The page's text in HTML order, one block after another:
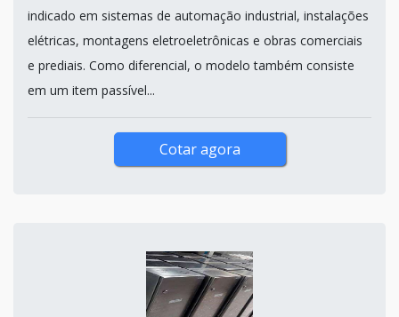
indicado em sistemas de automação industrial, instalações
elétricas, montagens eletroeletrônicas e obras comerciais
e prediais. Como diferencial, o modelo também consiste
em um item passível...
Cotar agora